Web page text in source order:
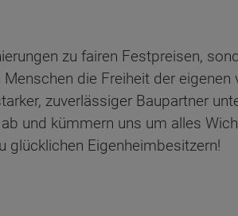
zu fairen Festpreisen,
die Freiheit der eigenen
zuverlässiger Baupartner
und kümmern uns um alles
glücklichen Eigenheimbesitzern!